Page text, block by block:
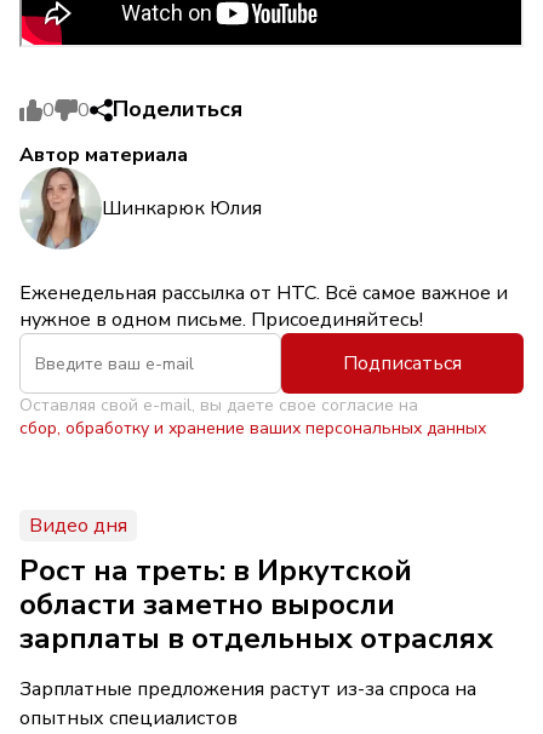
0 0 Поделиться
Автор материала
Шинкарюк Юлия
Еженедельная рассылка от НТС. Всё самое важное и
нужное в одном письме. Присоединяйтесь!
Подписаться
Оставляя свой e-mail, вы даете свое согласие на
сбор, обработку и хранение ваших персональных данных
Видео дня
Рост на треть: в Иркутской
области заметно выросли
зарплаты в отдельных отраслях
Зарплатные предложения растут из-за спроса на
опытных специалистов